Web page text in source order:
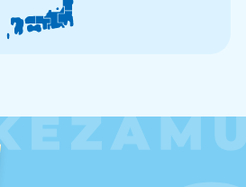
休
神奈川県
050-1881-5264